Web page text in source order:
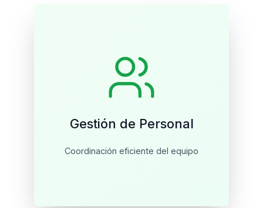
Gestión de Personal
Coordinación eficiente del equipo